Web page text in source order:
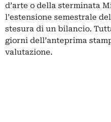
d’arte o della sterminata
l’estensione semestrale
stesura di un bilancio.
giorni dell’anteprima
valutazione.